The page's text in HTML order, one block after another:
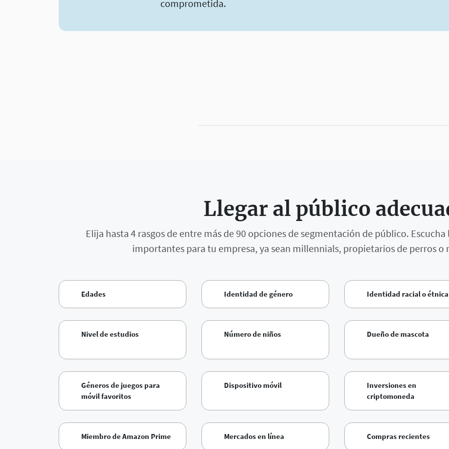
comprometida.
Llegar al público
Elija hasta 4 rasgos de entre más de 90 opciones de segmentación de público.
importantes para tu empresa, ya sean millennials, propietarios de perros o
Edades Identidad de género Identidad racial o étnica
Nivel de estudios Número de niños Dueño de mascota
Géneros de juegos para
móvil favoritos
Dispositivo móvil
Inversiones en
criptomoneda
Miembro de Amazon Prime Mercados en línea Compras recientes